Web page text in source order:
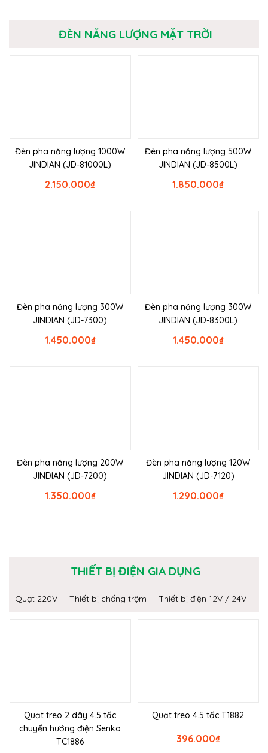
ĐÈN NĂNG LƯỢNG MẶT TRỜI
Đèn pha năng lượng 1000W
JINDIAN (JD-81000L)
₫
2.150.000
Đèn pha năng lượng 500W
JINDIAN (JD-8500L)
₫
1.850.000
Đèn pha năng lượng 300W
JINDIAN (JD-7300)
₫
1.450.000
Đèn pha năng lượng 300W
JINDIAN (JD-8300L)
₫
1.450.000
Đèn pha năng lượng 200W
JINDIAN (JD-7200)
₫
1.350.000
Đèn pha năng lượng 120W
JINDIAN (JD-7120)
₫
1.290.000
THIẾT BỊ ĐIỆN GIA DỤNG
Quạt 220V Thiết bị chống trộm Thiết bị điện 12V / 24V
Quạt treo 2 dây 4.5 tấc
chuyển hướng điện Senko
TC1886
Quạt treo 4.5 tấc T1882
₫
396.000